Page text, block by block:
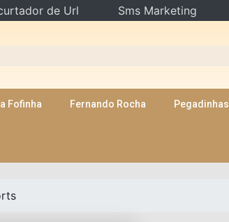
Fofinha Fernando Rocha Pegadinhas
de Url Sms Marketing